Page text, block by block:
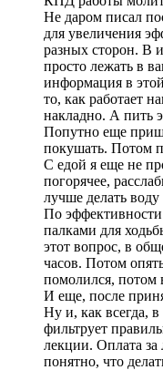
Не даром писал
для увеличения
разных сторон. В
просто лежать в
информация в
то, как работает
накладно. А пить
Попутно еще
покушать. Потом
С едой я еще не
погорячее,
лучше делать
По
палками для
этот вопрос, в
часов. Потом
помолился, потом
И еще, после
Ну и, как всегда,
фильтрует
лекции. Оплата за
понятно, что